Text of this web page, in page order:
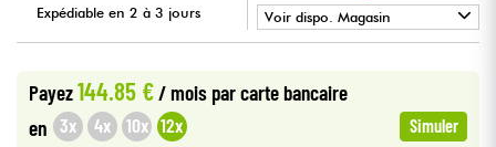
Eveil Musical
Câbles & Access.
Expédiable en 2 à 3 jours
Voir dispo. Magasin
• LYON
Payez144.85 €/ mois par carte bancaire
en 3x 4x 10x 12x Simuler